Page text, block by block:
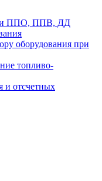
ППО, ППВ, ДД
оборудования при
топливо-
и отсчетных